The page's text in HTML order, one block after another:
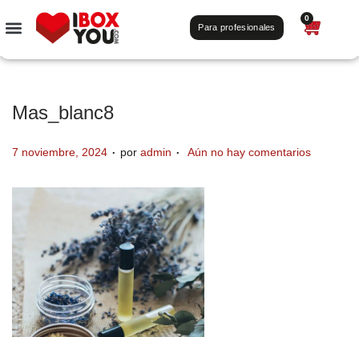
Para profesionales
0
Mas_blanc8
P
c
a
d
o
7 noviembre, 2024 . por admin . Aún no hay comentarios